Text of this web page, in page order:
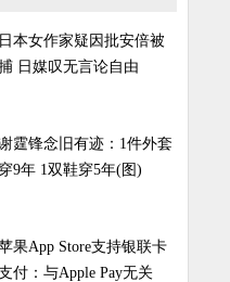
日本女作家疑因批安倍被
日媒叹无言论自由
霆锋念旧有迹：1件外套
穿9年 1双鞋穿5年(图)
果App Store支持银联卡
付：与Apple Pay无关